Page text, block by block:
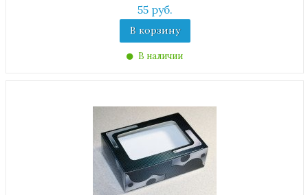
55 руб.
В корзину
В наличии